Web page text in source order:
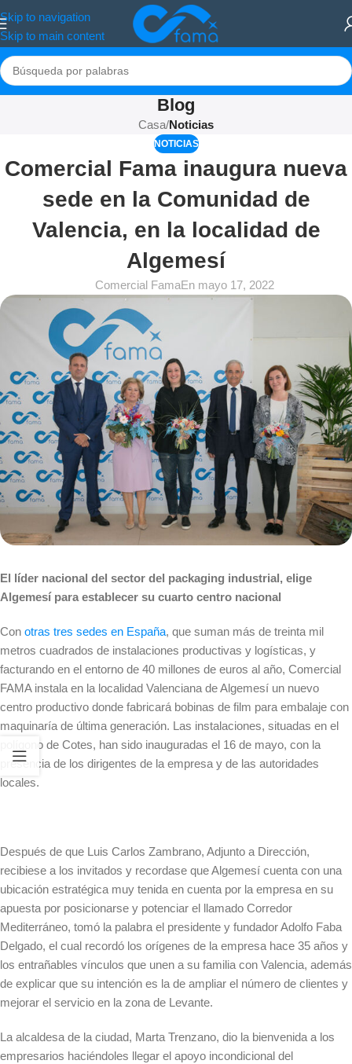
Skip to navigation
Skip to main content
Blog
Casa/Noticias
NOTICIAS
Comercial Fama inaugura nueva
sede en la Comunidad de
Valencia, en la localidad de
Algemesí
Comercial FamaEn mayo 17, 2022
El líder nacional del sector del packaging industrial, elige
Algemesí para establecer su cuarto centro nacional
Con otras tres sedes en España, que suman más de treinta mil
metros cuadrados de instalaciones productivas y logísticas, y
facturando en el entorno de 40 millones de euros al año, Comercial
FAMA instala en la localidad Valenciana de Algemesí un nuevo
centro productivo donde fabricará bobinas de film para embalaje con
maquinaría de última generación. Las instalaciones, situadas en el
polígono de Cotes, han sido inauguradas el 16 de mayo, con la
presencia de los dirigentes de la empresa y de las autoridades
locales.
Después de que Luis Carlos Zambrano, Adjunto a Dirección,
recibiese a los invitados y recordase que Algemesí cuenta con una
ubicación estratégica muy tenida en cuenta por la empresa en su
apuesta por posicionarse y potenciar el llamado Corredor
Mediterráneo, tomó la palabra el presidente y fundador Adolfo Faba
Delgado, el cual recordó los orígenes de la empresa hace 35 años y
los entrañables vínculos que unen a su familia con Valencia, además
de explicar que su intención es la de ampliar el número de clientes y
mejorar el servicio en la zona de Levante.
La alcaldesa de la ciudad, Marta Trenzano, dio la bienvenida a los
empresarios haciéndoles llegar el apoyo incondicional del